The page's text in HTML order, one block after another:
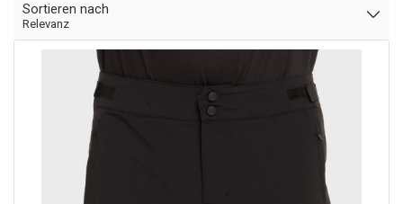
Sortieren nach
Relevanz